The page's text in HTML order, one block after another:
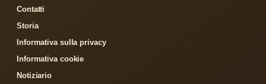
Contatti
Storia
Informativa sulla privacy
Informativa cookie
Notiziario